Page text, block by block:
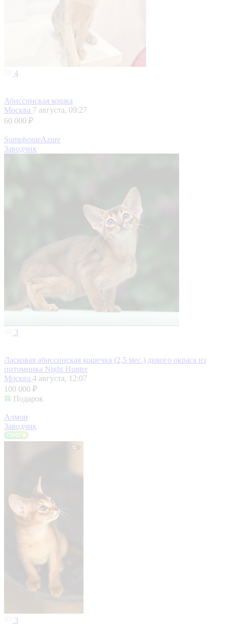
4
Абиссинская кошка
Москва 7 августа, 09:27
60 000 ₽
SumphonieAzure
Заводчик
3
Ласковая абиссинская кошечка (2,5 мес.) дикого окраса из
питомника Night Hunter
Москва 4 августа, 12:07
100 000 ₽
Подарок
Алмон
Заводчик
3